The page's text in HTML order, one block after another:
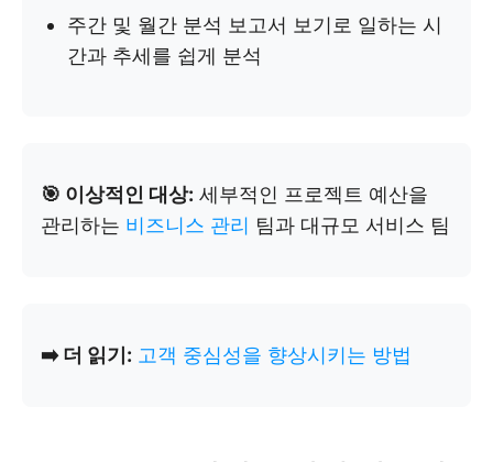
주간 및 월간 분석 보고서 보기로 일하는 시
간과 추세를 쉽게 분석
🎯 이상적인 대상: 세부적인 프로젝트 예산을
관리하는 비즈니스 관리 팀과 대규모 서비스 팀
➡️ 더 읽기: 고객 중심성을 향상시키는 방법